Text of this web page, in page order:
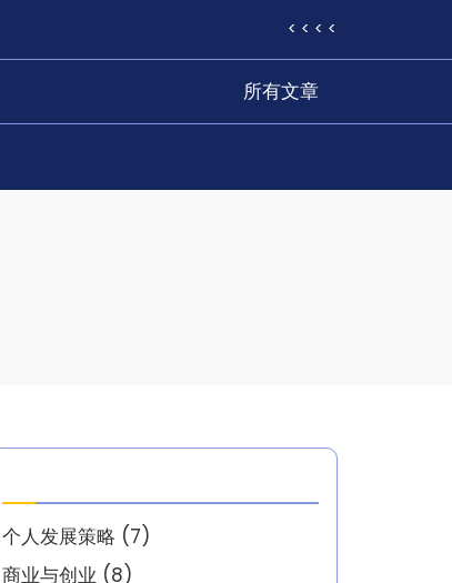
< < < <
所有文章
个人发展策略 (7)
商业与创业 (8)